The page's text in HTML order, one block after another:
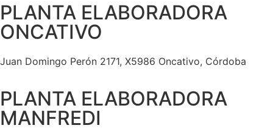
PLANTA ELABORADORA
ONCATIVO
Juan Domingo Perón 2171, X5986 Oncativo, Córdoba
PLANTA ELABORADORA
MANFREDI